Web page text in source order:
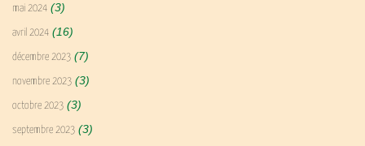
mai 2024 (3)
avril 2024 (16)
décembre 2023 (7)
novembre 2023 (3)
octobre 2023 (3)
septembre 2023 (3)